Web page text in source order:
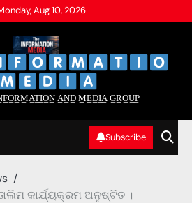
Aug 10, 2026
A̲N̲D̲ M̲E̲D̲I̲A̲ G̲R̲O̲U̲P̲
Subscribe
କାର୍ଯ୍ୟକ୍ରମ ଅନୁଷ୍ଟିତ ।